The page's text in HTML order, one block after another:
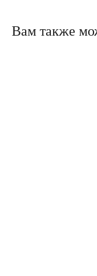
Вам также